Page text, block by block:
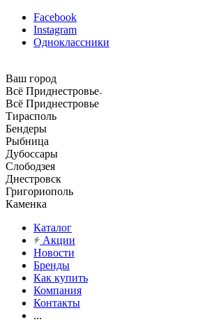
Facebook
Instagram
Одноклассники
Ваш город
Всё Приднестровье
Всё Приднестровье
Тирасполь
Бендеры
Рыбница
Дубоссары
Слободзея
Днестровск
Григориополь
Каменка
Каталог
Акции
Новости
Бренды
Как купить
Компания
Контакты
...